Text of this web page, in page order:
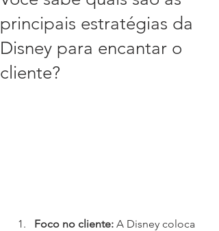
principais estratégias da
Disney para encantar o
cliente?
Foco no cliente: A Disney coloca